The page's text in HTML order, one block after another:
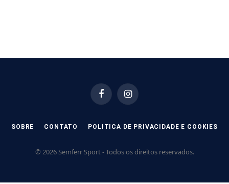
FacebookInstagram
SOBRE CONTATO POLITICA DE PRIVACIDADE E COOKIES
© 2026 Semferr Sport - Todos os direitos reservados.